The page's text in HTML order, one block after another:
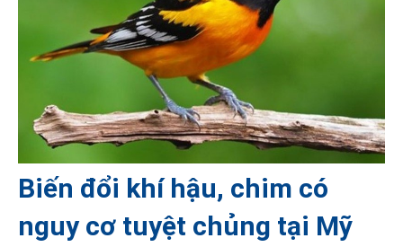
Biến đổi khí hậu, chim có
nguy cơ tuyệt chủng tại Mỹ